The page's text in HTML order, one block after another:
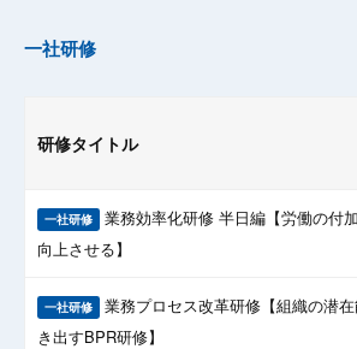
一社研修
研修タイトル
一社研修 業務効率化研修 半日編【労働の付
向上させる】
一社研修 業務プロセス改革研修【組織の潜在
き出すBPR研修】